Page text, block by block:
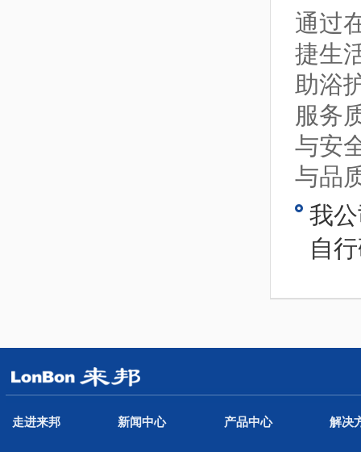
通过
捷生
助浴
服务
与安
与品
我
自
走进来邦 新闻中心 产品中心 解决